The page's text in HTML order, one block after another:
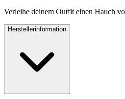
Verleihe deinem Outfit einen Hauch
Herstellerinformation